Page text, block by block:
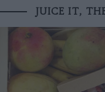
JUICE IT,